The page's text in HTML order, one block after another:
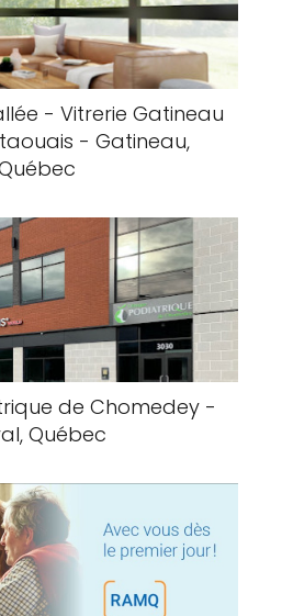
- Vitrerie Gatineau
- Gatineau,
de Chomedey -
Québec